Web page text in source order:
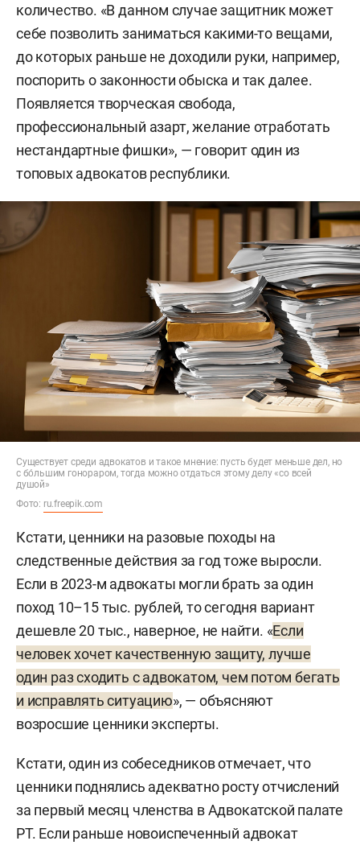
количество. «В данном случае защитник может
себе позволить заниматься какими-то вещами,
до которых раньше не доходили руки, например,
поспорить о законности обыска и так далее.
Появляется творческая свобода,
профессиональный азарт, желание отработать
нестандартные фишки», — говорит один из
топовых адвокатов республики.
Существует среди адвокатов и такое мнение: пусть будет меньше дел, но
с бо́льшим гонораром, тогда можно отдаться этому делу «со всей
душой»
Фото: ru.freepik.com
Кстати, ценники на разовые походы на
следственные действия за год тоже выросли.
Если в 2023-м адвокаты могли брать за один
поход 10–15 тыс. рублей, то сегодня вариант
дешевле 20 тыс., наверное, не найти. «Если
человек хочет качественную защиту, лучше
один раз сходить с адвокатом, чем потом бегать
и исправлять ситуацию», — объясняют
возросшие ценники эксперты.
Кстати, один из собеседников отмечает, что
ценники поднялись адекватно росту отчислений
за первый месяц членства в Адвокатской палате
РТ. Если раньше новоиспеченный адвокат